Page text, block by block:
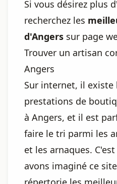
Si vous désirez plus
recherchez les
d'Angers sur page
Trouver un artisan
Angers
Sur internet, il existe
prestations de
à Angers, et il est
faire le tri parmi les
et les arnaques.
avons imaginé ce